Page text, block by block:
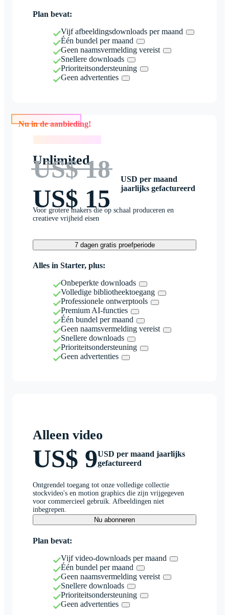
Plan bevat:
Vijf afbeeldingsdownloads per maand
Één bundel per maand
Geen naamsvermelding vereist
Snellere downloads
Prioriteitsondersteuning
Geen advertenties
Nu in de aanbieding!
Unlimited
US$ 18
US$ 15
USD per maand
jaarlijks gefactureerd
Voor grotere makers die op schaal produceren en
creatieve vrijheid eisen
7 dagen gratis proefperiode
Alles in Starter, plus:
Onbeperkte downloads
Volledige bibliotheektoegang
Professionele ontwerptools
Premium AI-functies
Één bundel per maand
Geen naamsvermelding vereist
Snellere downloads
Prioriteitsondersteuning
Geen advertenties
Alleen video
US$ 9USD per maand jaarlijks
gefactureerd
Ontgrendel toegang tot onze volledige collectie
stockvideo's en motion graphics die zijn vrijgegeven
voor commercieel gebruik. Afbeeldingen niet
inbegrepen.
Nu abonneren
Plan bevat:
Vijf video-downloads per maand
Één bundel per maand
Geen naamsvermelding vereist
Snellere downloads
Prioriteitsondersteuning
Geen advertenties